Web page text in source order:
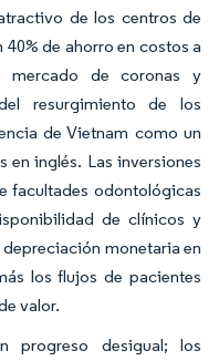
de los centros de
de ahorro en costos a
mercado de coronas y
resurgimiento de los
de Vietnam como un
inglés. Las inversiones
facultades odontológicas
de clínicos y
monetaria en
los flujos de pacientes
valor.
progreso desigual; los